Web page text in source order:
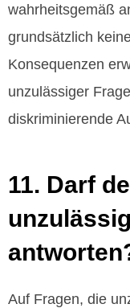
wahrheitsgemäß
grundsätzlich
Konsequenzen
unzulässiger
diskriminierende
11. Darf
Auf Fragen, die